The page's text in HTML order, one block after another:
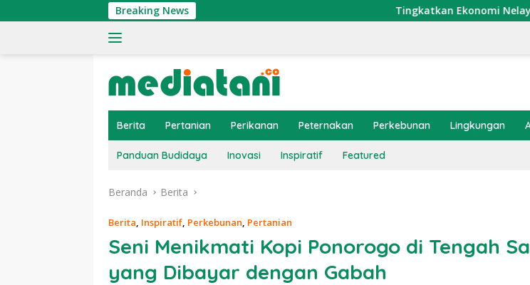
ke
Breaking News Tingkatkan Ekonomi Nelayan, Atraktor
Berita Pertanian Perikanan Peternakan Perkebunan Lingkungan
Panduan Budidaya Inovasi Inspiratif Featured
Beranda Berita
Berita, Inspiratif, Perkebunan, Pertanian
Seni Menikmati Kopi Ponorogo di Tengah
yang Dibayar dengan Gabah